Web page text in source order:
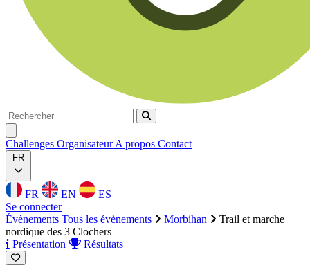
Rechercher
Rechercher
Challenges OrganisateurA propos Contact
FR
FR EN
ES
Se connecter
Évènements Tous les évènements Morbihan
Trail et marche
nordique des 3 Clochers
Présentation
Résultats